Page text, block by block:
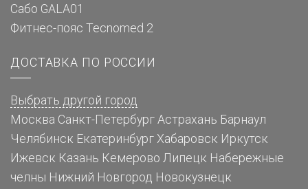
Сабо GALA01
Фитнес-пояс Tecnomed 2
ДОСТАВКА ПО РОССИИ
Выбрать другой город
Москва Санкт-Петербург Астрахань Барнаул
Челябинск Екатеринбург Хабаровск Иркутск
Ижевск Казань Кемерово Липецк Набережные
челны Нижний Новгород Новокузнецк